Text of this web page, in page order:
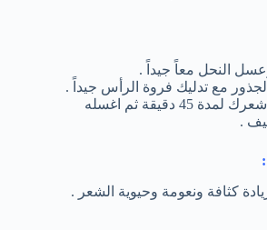
النحل معاً جيداً .
مع تدليك فروة الرأس جيداً .
اترك الخليط على شعرك لمدة 45 دقيقة ثم اغسله
.
كثافة ونعومة وحيوية الشعر .